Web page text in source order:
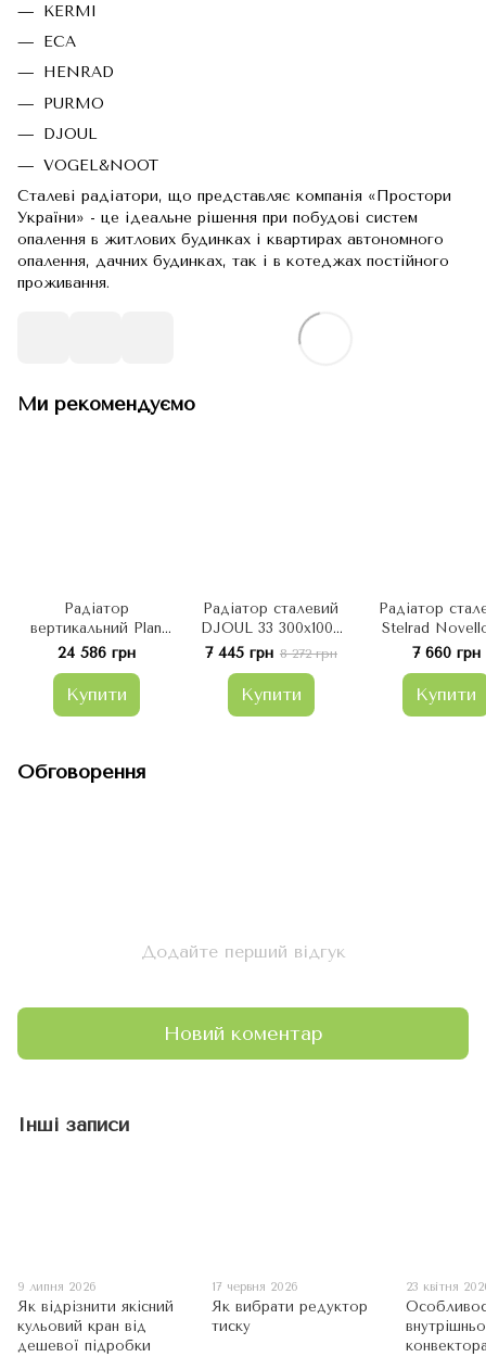
KERMI
ECA
HENRAD
PURMO
DJOUL
VOGEL&NOOT
Сталеві радіатори, що представляє компанія «Простори
України» - це ідеальне рішення при побудові систем
опалення в житлових будинках і квартирах автономного
опалення, дачних будинках, так і в котеджах постійного
проживання.
Ми рекомендуємо
Радіатор
вертикальний Plan
ART Enix тип 22
24 586 грн
Купити
Радіатор сталевий
DJOUL 33 300х1000
бок.
7 445 грн 8 272 грн
Купити
Радіатор
Stelrad
тип (нижнє
7 660 грн
Купити
Обговорення
Додайте перший відгук
Новий коментар
Інші записи
9 липня 2026
Як відрізнити якісний
кульовий кран від
дешевої підробки
17 червня 2026
Як вибрати редуктор
тиску
23 квітня